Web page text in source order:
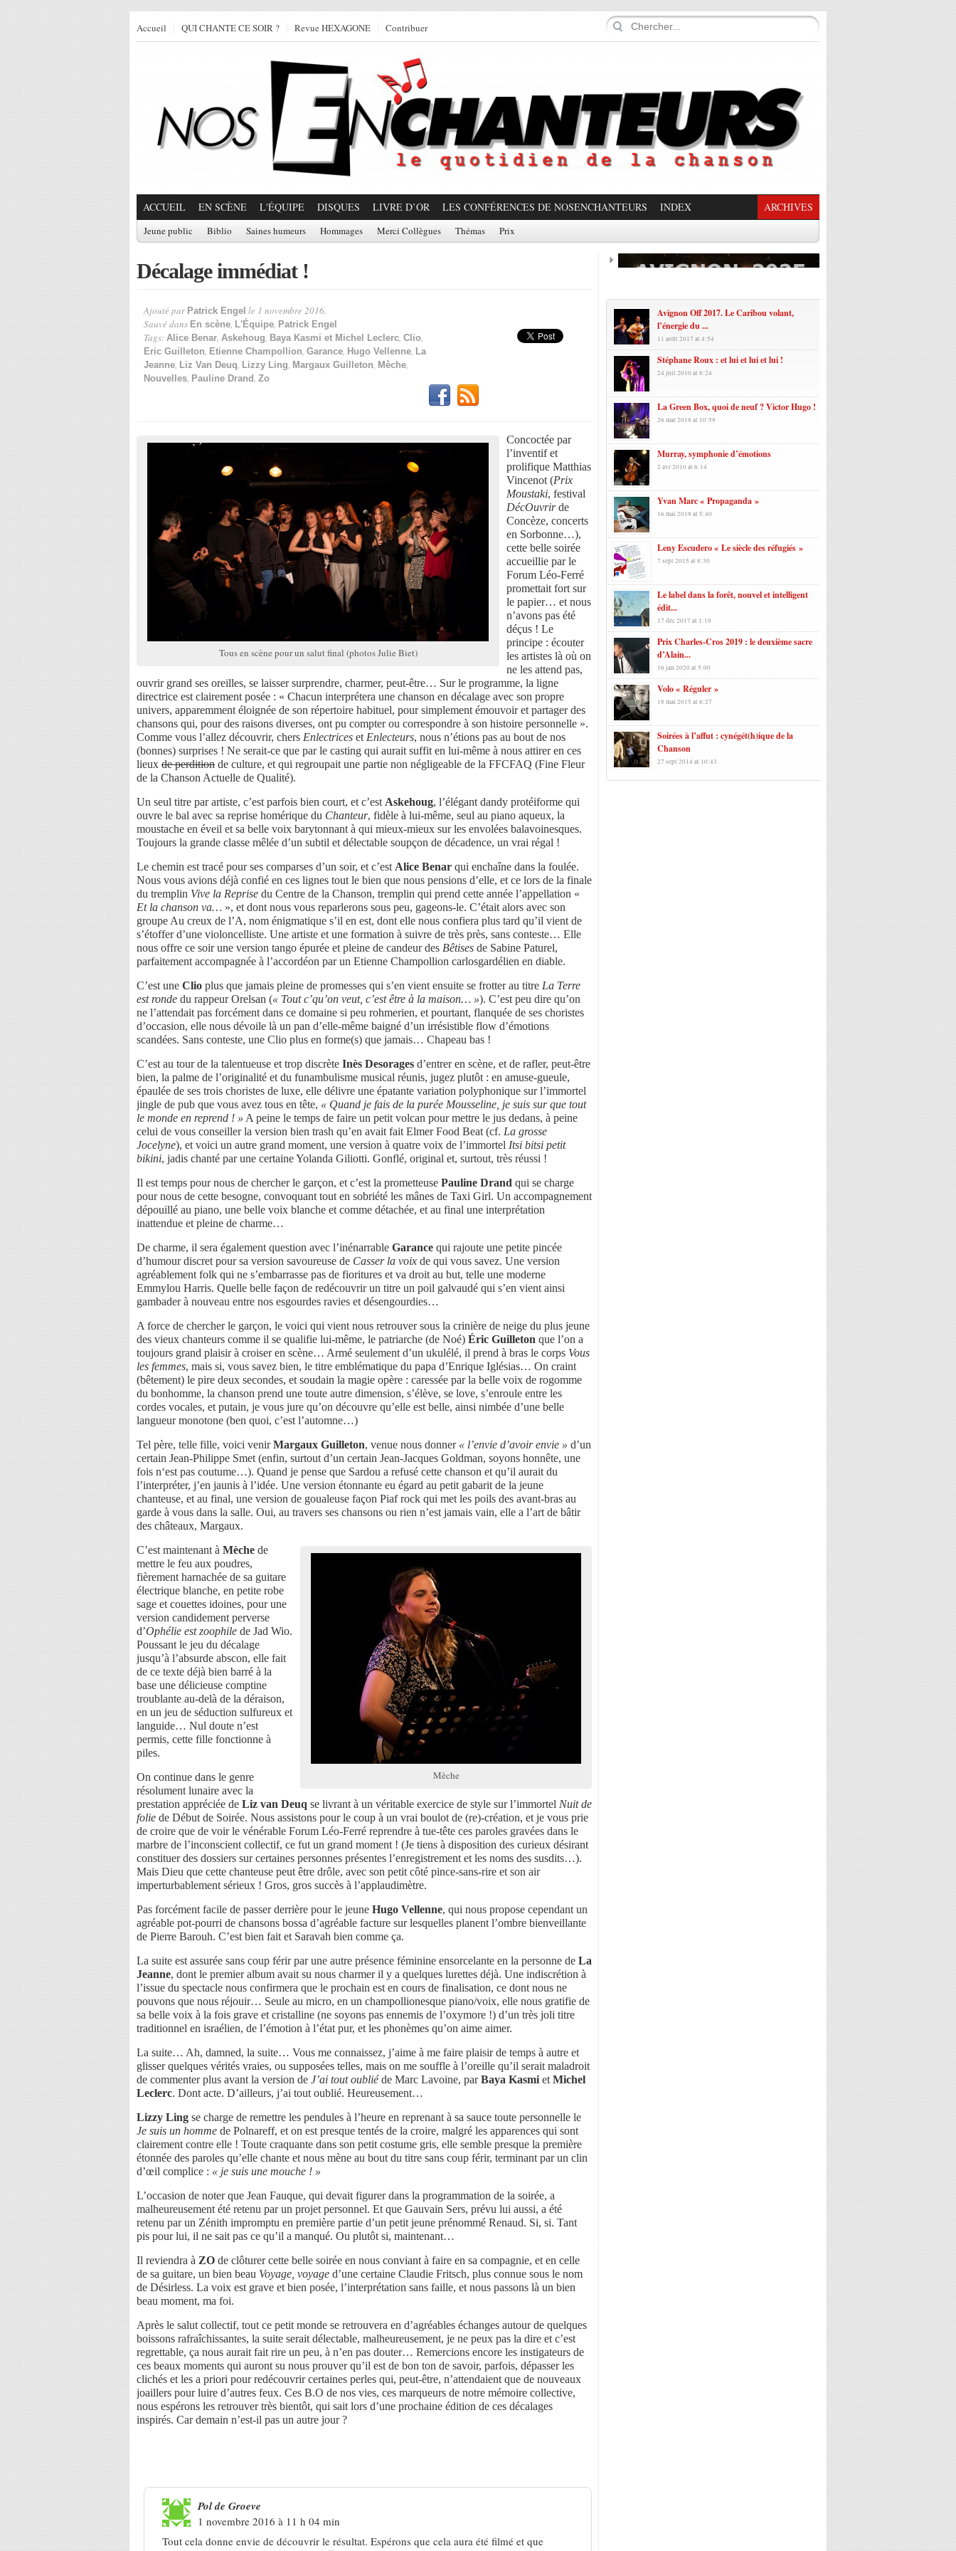
Accueil QUI CHANTE CE SOIR ? Revue HEXAGONE Contribuer
ACCUEIL EN SCÈNE L'ÉQUIPE DISQUES LIVRE D’OR LES CONFÉRENCES DE NOSENCHANTEURS INDEX ARCHIVES
Jeune public Biblio Saines humeurs Hommages Merci Collègues Thémas Prix
Décalage immédiat !
Ajouté par Patrick Engel le 1 novembre 2016.
Sauvé dans En scène, L'Équipe, Patrick Engel
Tags: Alice Benar, Askehoug, Baya Kasmi et Michel Leclerc, Clio,
Eric Guilleton, Etienne Champollion, Garance, Hugo Vellenne, La
Jeanne, Liz Van Deuq, Lizzy Ling, Margaux Guilleton, Mèche,
Nouvelles, Pauline Drand, Zo
Tous en scène pour un salut final (photos Julie Biet)
Concoctée par
l’inventif et
prolifique Matthias
Vincenot (Prix
Moustaki, festival
DécOuvrirde
Concèze, concerts
en Sorbonne…),
cette belle soirée
accueillie par le
Forum Léo-Ferré
promettait fort sur
le papier… et nous
n’avons pas été
déçus ! Le
principe : écouter
les artistes là où on
ne les attend pas,
ouvrir grand ses oreilles, se laisser surprendre, charmer, peut-être… Sur le programme, la ligne
directrice est clairement posée : « Chacun interprétera une chanson en décalage avec son propre
univers, apparemment éloignée de son répertoire habituel, pour simplement émouvoir et partager des
chansons qui, pour des raisons diverses, ont pu compter ou correspondre à son histoire personnelle ».
Comme vous l’allez découvrir, chers Enlectrices et Enlecteurs, nous n’étions pas au bout de nos
(bonnes) surprises ! Ne serait-ce que par le casting qui aurait suffit en lui-même à nous attirer en ces
lieux de perdition de culture, et qui regroupait une partie non négligeable de la FFCFAQ (Fine Fleur
de la Chanson Actuelle de Qualité).
Un seul titre par artiste, c’est parfois bien court, et c’est Askehoug, l’élégant dandy protéiforme qui
ouvre le bal avec sa reprise homérique du Chanteur, fidèle à lui-même, seul au piano aqueux, la
moustache en éveil et sa belle voix barytonnant à qui mieux-mieux sur les envolées balavoinesques.
Toujours la grande classe mêlée d’un subtil et délectable soupçon de décadence, un vrai régal !
Le chemin est tracé pour ses comparses d’un soir, et c’est Alice Benar qui enchaîne dans la foulée.
Nous vous avions déjà confié en ces lignes tout le bien que nous pensions d’elle, et ce lors de la finale
du tremplin Vive la Reprise du Centre de la Chanson, tremplin qui prend cette année l’appellation «
Et la chanson va… », et dont nous vous reparlerons sous peu, gageons-le. C’était alors avec son
groupe Au creux de l’A, nom énigmatique s’il en est, dont elle nous confiera plus tard qu’il vient de
s’étoffer d’une violoncelliste. Une artiste et une formation à suivre de très près, sans conteste… Elle
nous offre ce soir une version tango épurée et pleine de candeur des Bêtises de Sabine Paturel,
parfaitement accompagnée à l’accordéon par un Etienne Champollion carlosgardélien en diable.
C’est une Clio plus que jamais pleine de promesses qui s’en vient ensuite se frotter au titre La Terre
est ronde du rappeur Orelsan (« Tout c’qu’on veut, c’est être à la maison… »). C’est peu dire qu’on
ne l’attendait pas forcément dans ce domaine si peu rohmerien, et pourtant, flanquée de ses choristes
d’occasion, elle nous dévoile là un pan d’elle-même baigné d’un irrésistible flow d’émotions
scandées. Sans conteste, une Clio plus en forme(s) que jamais… Chapeau bas !
C’est au tour de la talentueuse et trop discrète Inès Desorages d’entrer en scène, et de rafler, peut-être
bien, la palme de l’originalité et du funambulisme musical réunis, jugez plutôt : en amuse-gueule,
épaulée de ses trois choristes de luxe, elle délivre une épatante variation polyphonique sur l’immortel
jingle de pub que vous avez tous en tête, « Quand je fais de la purée Mousseline, je suis sur que tout
le monde en reprend ! » A peine le temps de faire un petit volcan pour mettre le jus dedans, à peine
celui de vous conseiller la version bien trash qu’en avait fait Elmer Food Beat (cf. La grosse
Jocelyne), et voici un autre grand moment, une version à quatre voix de l’immortel Itsi bitsi petit
bikini, jadis chanté par une certaine Yolanda Giliotti. Gonflé, original et, surtout, très réussi !
Il est temps pour nous de chercher le garçon, et c’est la prometteuse Pauline Drand qui se charge
pour nous de cette besogne, convoquant tout en sobriété les mânes de Taxi Girl. Un accompagnement
dépouillé au piano, une belle voix blanche et comme détachée, et au final une interprétation
inattendue et pleine de charme…
De charme, il sera également question avec l’inénarrable Garance qui rajoute une petite pincée
d’humour discret pour sa version savoureuse de Casser la voix de qui vous savez. Une version
agréablement folk qui ne s’embarrasse pas de fioritures et va droit au but, telle une moderne
Emmylou Harris. Quelle belle façon de redécouvrir un titre un poil galvaudé qui s’en vient ainsi
gambader à nouveau entre nos esgourdes ravies et désengourdies…
A force de chercher le garçon, le voici qui vient nous retrouver sous la crinière de neige du plus jeune
des vieux chanteurs comme il se qualifie lui-même, le patriarche (de Noé) Éric Guilleton que l’on a
toujours grand plaisir à croiser en scène… Armé seulement d’un ukulélé, il prend à bras le corps Vous
les femmes, mais si, vous savez bien, le titre emblématique du papa d’Enrique Iglésias… On craint
(bêtement) le pire deux secondes, et soudain la magie opère : caressée par la belle voix de rogomme
du bonhomme, la chanson prend une toute autre dimension, s’élève, se love, s’enroule entre les
cordes vocales, et putain, je vous jure qu’on découvre qu’elle est belle, ainsi nimbée d’une belle
langueur monotone (ben quoi, c’est l’automne…)
Tel père, telle fille, voici venirMargaux Guilleton, venue nous donner « l’envie d’avoir envie » d’un
certain Jean-Philippe Smet (enfin, surtout d’un certain Jean-Jacques Goldman, soyons honnête, une
fois n‘est pas coutume…). Quand je pense que Sardou a refusé cette chanson et qu’il aurait du
l’interpréter, j’en jaunis à l’idée. Une version étonnante eu égard au petit gabarit de la jeune
chanteuse, et au final, une version de goualeuse façon Piaf rock qui met les poils des avant-bras au
garde à vous dans la salle. Oui, au travers ses chansons ou rien n’est jamais vain, elle a l’art de bâtir
des châteaux, Margaux.
Mèche
C’est maintenant à Mèche de
mettre le feu aux poudres,
fièrement harnachée de sa guitare
électrique blanche, en petite robe
sage et couettes idoines, pour une
version candidement perverse
d’Ophélie est zoophile de Jad Wio.
Poussant le jeu du décalage
jusqu’à l’absurde abscon, elle fait
de ce texte déjà bien barré à la
base une délicieuse comptine
troublante au-delà de la déraison,
en un jeu de séduction sulfureux et
languide… Nul doute n’est
permis, cette fille fonctionne à
piles.
On continue dans le genre
résolument lunaire avec la
prestation appréciée de Liz van Deuq se livrant à un véritable exercice de style sur l’immortel Nuit de
folie de Début de Soirée. Nous assistons pour le coup à un vrai boulot de (re)-création, et je vous prie
de croire que de voir le vénérable Forum Léo-Ferré reprendre à tue-tête ces paroles gravées dans le
marbre de l’inconscient collectif, ce fut un grand moment ! (Je tiens à disposition des curieux désirant
constituer des dossiers sur certaines personnes présentes l’enregistrement et les noms des susdits…).
Mais Dieu que cette chanteuse peut être drôle, avec son petit côté pince-sans-rire et son air
imperturbablement sérieux ! Gros, gros succès à l’applaudimètre.
Pas forcément facile de passer derrière pour le jeune Hugo Vellenne, qui nous propose cependant un
agréable pot-pourri de chansons bossa d’agréable facture sur lesquelles planent l’ombre bienveillante
de Pierre Barouh. C’est bien fait et Saravah bien comme ça.
La suite est assurée sans coup férir par une autre présence féminine ensorcelante en la personne de La
Jeanne, dont le premier album avait su nous charmer il y a quelques lurettes déjà. Une indiscrétion à
l’issue du spectacle nous confirmera que le prochain est en cours de finalisation, ce dont nous ne
pouvons que nous réjouir… Seule au micro, en un champollionesque piano/voix, elle nous gratifie de
sa belle voix à la fois grave et cristalline (ne soyons pas ennemis de l’oxymore !) d’un très joli titre
traditionnel en israélien, de l’émotion à l’état pur, et les phonèmes qu’on aime aimer.
La suite… Ah, damned, la suite… Vous me connaissez, j’aime à me faire plaisir de temps à autre et
glisser quelques vérités vraies, ou supposées telles, mais on me souffle à l’oreille qu’il serait maladroit
de commenter plus avant la version de J’ai tout oubliéde Marc Lavoine, parBaya Kasmi et Michel
Leclerc. Dont acte. D’ailleurs, j’ai tout oublié. Heureusement…
Lizzy Ling se charge de remettre les pendules à l’heure en reprenant à sa sauce toute personnelle le
Je suis un homme de Polnareff, et on est presque tentés de la croire, malgré les apparences qui sont
clairement contre elle ! Toute craquante dans son petit costume gris, elle semble presque la première
étonnée des paroles qu’elle chante et nous mène au bout du titre sans coup férir, terminant par un clin
d’œil complice : « je suis une mouche ! »
L’occasion de noter que Jean Fauque, qui devait figurer dans la programmation de la soirée, a
malheureusement été retenu par un projet personnel. Et que Gauvain Sers, prévu lui aussi, a été
retenu par un Zénith impromptu en première partie d’un petit jeune prénommé Renaud. Si, si. Tant
pis pour lui, il ne sait pas ce qu’il a manqué. Ou plutôt si, maintenant…
Il reviendra à ZO de clôturer cette belle soirée en nous conviant à faire en sa compagnie, et en celle
de sa guitare, un bien beau Voyage, voyage d’une certaine Claudie Fritsch, plus connue sous le nom
de Désirless. La voix est grave et bien posée, l’interprétation sans faille, et nous passons là un bien
beau moment, ma foi.
Après le salut collectif, tout ce petit monde se retrouvera en d’agréables échanges autour de quelques
boissons rafraîchissantes, la suite serait délectable, malheureusement, je ne peux pas la dire et c’est
regrettable, ça nous aurait fait rire un peu, à n’en pas douter… Remercions encore les instigateurs de
ces beaux moments qui auront su nous prouver qu’il est de bon ton de savoir, parfois, dépasser les
clichés et les a priori pour redécouvrir certaines perles qui, peut-être, n’attendaient que de nouveaux
joaillers pour luire d’autres feux. Ces B.O de nos vies, ces marqueurs de notre mémoire collective,
nous espérons les retrouver très bientôt, qui sait lors d’une prochaine édition de ces décalages
inspirés. Car demain n’est-il pas un autre jour ?
Pol de Groeve
1 novembre 2016 à 11 h 04 min
Tout cela donne envie de découvrir le résultat. Espérons que cela aura été filmé et que
Avignon Off 2017. Le Caribou volant,
l’énergie du ...
11 août 2017 at 4:54
Stéphane Roux : et lui et lui et lui !
24 juil 2010 at 8:24
La Green Box, quoi de neuf ? Victor Hugo !
26 mar 2019 at 10:59
Murray, symphonie d’émotions
2 avr 2010 at 6:14
Yvan Marc « Propaganda »
16 mai 2019 at 5:40
Leny Escudero « Le siècle des réfugiés »
7 sept 2015 at 8:30
Le label dans la forêt, nouvel et intelligent
édit...
17 déc 2017 at 1:19
Prix Charles-Cros 2019 : le deuxième sacre
d’Alain...
16 jan 2020 at 5:00
Volo « Réguler »
18 mai 2015 at 6:27
Soirées à l’affut : cynégét(h)ique de la
Chanson
27 sept 2014 at 10:43